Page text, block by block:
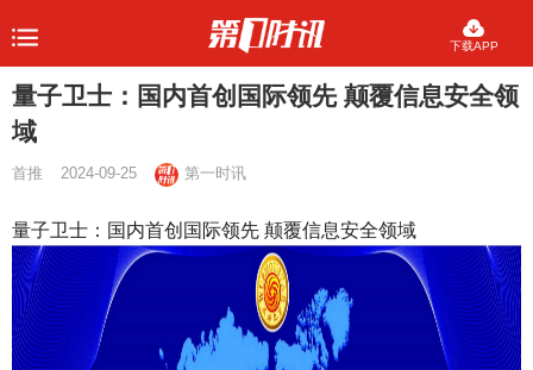
下载APP
量子卫士：国内首创国际领先 颠覆信息安全领
域
首推 2024-09-25 第一时讯
量子卫士：国内首创国际领先 颠覆信息安全领域